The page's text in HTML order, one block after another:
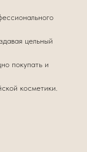
цельный
покупать и
косметики.